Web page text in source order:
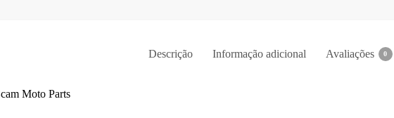
Descrição Informação adicional Avaliações 0
Moto Parts